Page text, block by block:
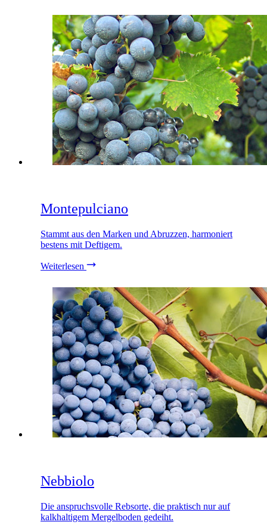
Montepulciano
Stammt aus den Marken und Abruzzen, harmoniert
bestens mit Deftigem.
Weiterlesen
Nebbiolo
Die anspruchsvolle Rebsorte, die praktisch nur auf
kalkhaltigem Mergelboden gedeiht.